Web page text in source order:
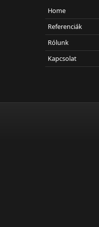
Home
Referenciák
Rólunk
Kapcsolat